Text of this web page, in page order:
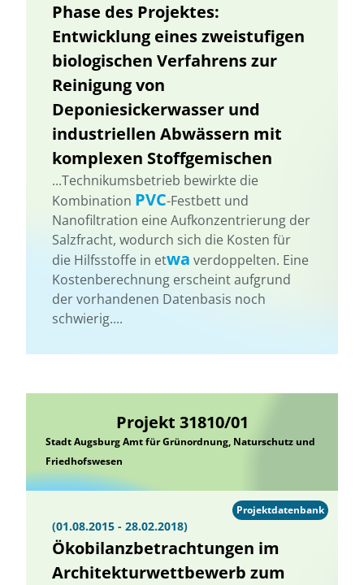
Phase des Projektes:
Entwicklung eines zweistufigen
biologischen Verfahrens zur
Reinigung von
Deponiesickerwasser und
industriellen Abwässern mit
komplexen Stoffgemischen
...Technikumsbetrieb bewirkte die
Kombination PVC-Festbett und
Nanofiltration eine Aufkonzentrierung der
Salzfracht, wodurch sich die Kosten für
die Hilfsstoffe in etwa verdoppelten. Eine
Kostenberechnung erscheint aufgrund
der vorhandenen Datenbasis noch
schwierig....
Projekt 31810/01
Stadt Augsburg Amt für Grünordnung, Naturschutz und
Friedhofswesen
(01.08.2015 - 28.02.2018)
Ökobilanzbetrachtungen im
Architekturwettbewerb zum
Projektdatenbank